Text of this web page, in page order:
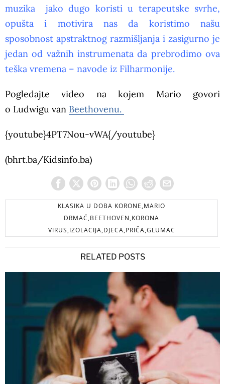
muzika jako dugo koristi u terapeutske svrhe,
opušta i motivira nas da koristimo našu
sposobnost apstraktnog razmišljanja i zasigurno je
jedan od važnih instrumenata da prebrodimo ova
teška vremena – navode iz Filharmonije.
Pogledajte video na kojem Mario govori
o Ludwigu van Beethovenu.
{youtube}4PT7Nou-vWA{/youtube}
(bhrt.ba/Kidsinfo.ba)
KLASIKA U DOBA KORONE,MARIO
DRMAĆ,BEETHOVEN,KORONA
VIRUS,IZOLACIJA,DJECA,PRIČA,GLUMAC
RELATED POSTS